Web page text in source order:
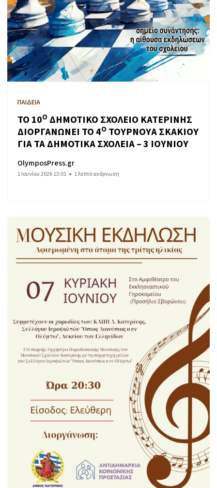
ΠΑΙΔΕΙΑ
ΤΟ 10Ο ΔΗΜΟΤΙΚΟ ΣΧΟΛΕΙΟ ΚΑΤΕΡΙΝΗΣ
ΔΙΟΡΓΑΝΩΝΕΙ ΤΟ 4Ο ΤΟΥΡΝΟΥΑ ΣΚΑΚΙΟΥ
ΓΙΑ ΤΑ ΔΗΜΟΤΙΚΑ ΣΧΟΛΕΙΑ – 3 ΙΟΥΝΙΟΥ
OlymposPress.gr
1 Ιουνίου 2026 13:01 1 λεπτό ανάγνωση